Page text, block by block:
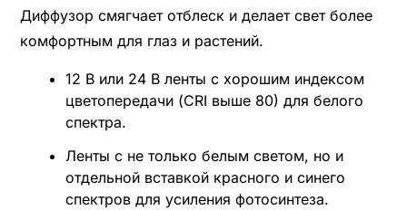
Диффузор смягчает отблеск и делает свет более
комфортным для глаз и растений.
12 В или 24 В ленты с хорошим индексом
цветопередачи (CRI выше 80) для белого
спектра.
Ленты с не только белым светом, но и
отдельной вставкой красного и синего
спектров для усиления фотосинтеза.